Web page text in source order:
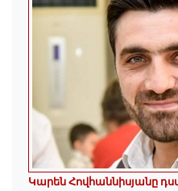
Կարեն Հովհաննիսյանը